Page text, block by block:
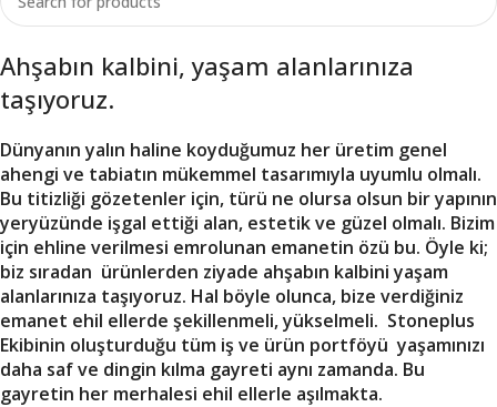
Ahşabın kalbini, yaşam alanlarınıza
taşıyoruz.
Dünyanın yalın haline koyduğumuz her üretim genel
ahengi ve tabiatın mükemmel tasarımıyla uyumlu olmalı.
Bu titizliği gözetenler için, türü ne olursa olsun bir yapının
yeryüzünde işgal ettiği alan, estetik ve güzel olmalı. Bizim
için ehline verilmesi emrolunan emanetin özü bu. Öyle ki;
biz sıradan ürünlerden ziyade ahşabın kalbini yaşam
alanlarınıza taşıyoruz. Hal böyle olunca, bize verdiğiniz
emanet ehil ellerde şekillenmeli, yükselmeli. Stoneplus
Ekibinin oluşturduğu tüm iş ve ürün portföyü yaşamınızı
daha saf ve dingin kılma gayreti aynı zamanda. Bu
gayretin her merhalesi ehil ellerle aşılmakta.